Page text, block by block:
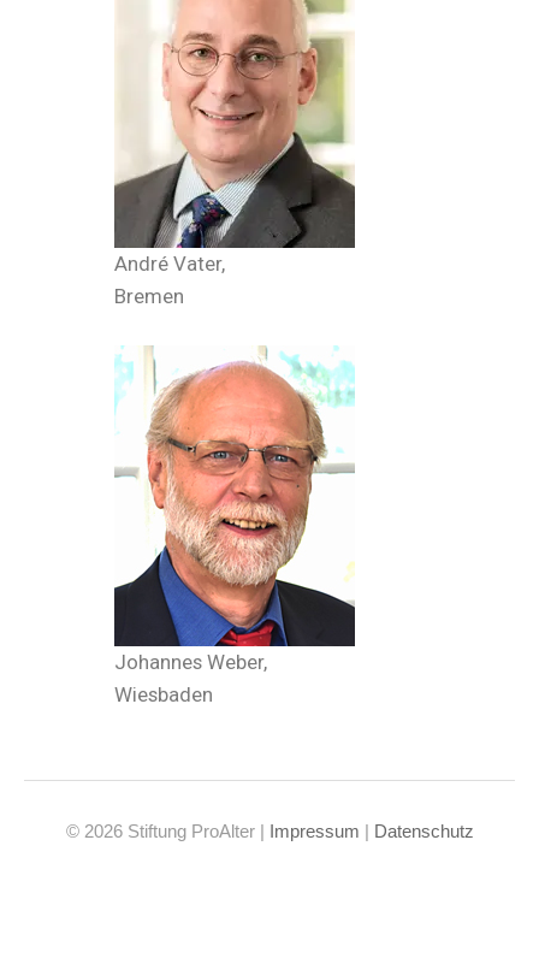
André Vater,
Bremen
Johannes Weber,
Wiesbaden
© 2026 Stiftung ProAlter | Impressum Datenschutz